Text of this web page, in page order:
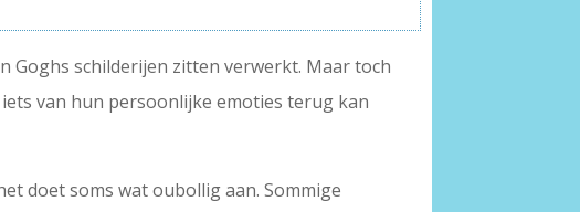
Goghs schilderijen zitten verwerkt. Maar toch
van hun persoonlijke emoties terug kan
doet soms wat oubollig aan. Sommige